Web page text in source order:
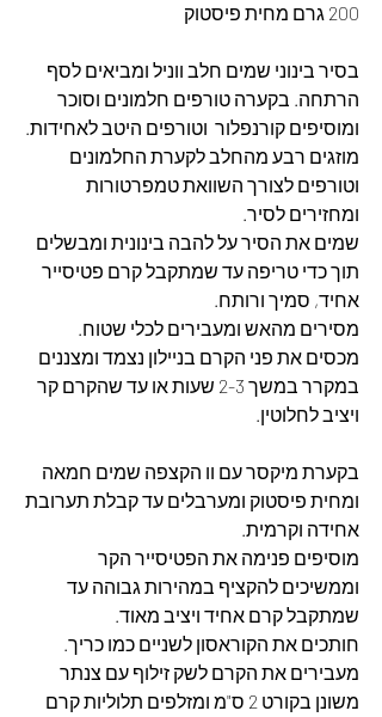
200 גרם מחית פיסטוק
בסיר בינוני שמים חלב ווניל ומביאים לסף
הרתחה. בקערה טורפים חלמונים וסוכר
ומוסיפים קורנפלור  וטורפים היטב לאחידות.
מוזגים רבע מהחלב לקערת החלמונים
וטורפים לצורך השוואת טמפרטורות
ומחזירים לסיר.
שמים את הסיר על להבה בינונית ומבשלים
תוך כדי טריפה עד שמתקבל קרם פטיסייר
אחיד, סמיך ורותח.
מסירים מהאש ומעבירים לכלי שטוח.
מכסים את פני הקרם בניילון נצמד ומצננים
במקרר במשך 2-3 שעות או עד שהקרם קר
ויציב לחלוטין.
בקערת מיקסר עם וו הקצפה שמים חמאה
ומחית פיסטוק ומערבלים עד קבלת תערובת
אחידה וקרמית.
מוסיפים פנימה את הפטיסייר הקר
וממשיכים להקציף במהירות גבוהה עד
שמתקבל קרם אחיד ויציב מאוד.
חותכים את הקוראסון לשניים כמו כריך.
מעבירים את הקרם לשק זילוף עם צנתר
משונן בקורט 2 ס"מ ומזלפים תלוליות קרם